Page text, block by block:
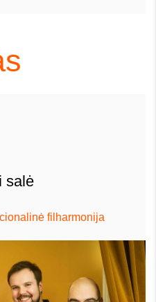
salė
filharmonija